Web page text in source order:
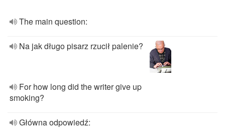
The main question:
Na jak długo pisarz rzucił palenie?
For how long did the writer give up
smoking?
Główna odpowiedź: